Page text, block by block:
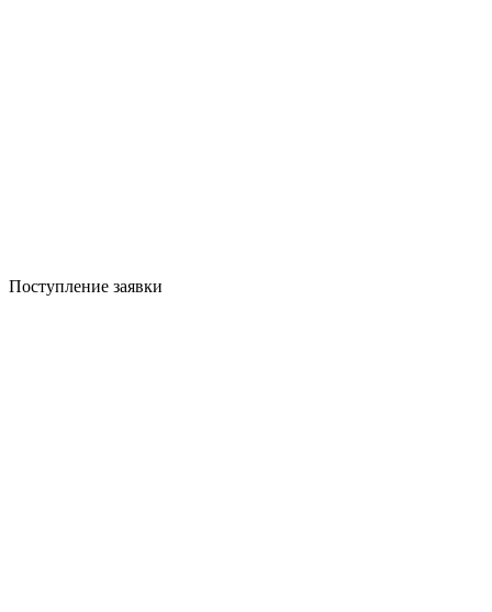
Поступление заявки